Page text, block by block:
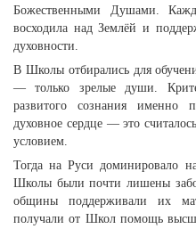
Божественными Душами.
восходила над Землёй и
духовности.
В Школы отбирались для
— только зрелые души.
развитого сознания именно
духовное сердце — это
условием.
Тогда на Руси доминировало
Школы были почти лишены
общины поддерживали их
получали от Школ помощь